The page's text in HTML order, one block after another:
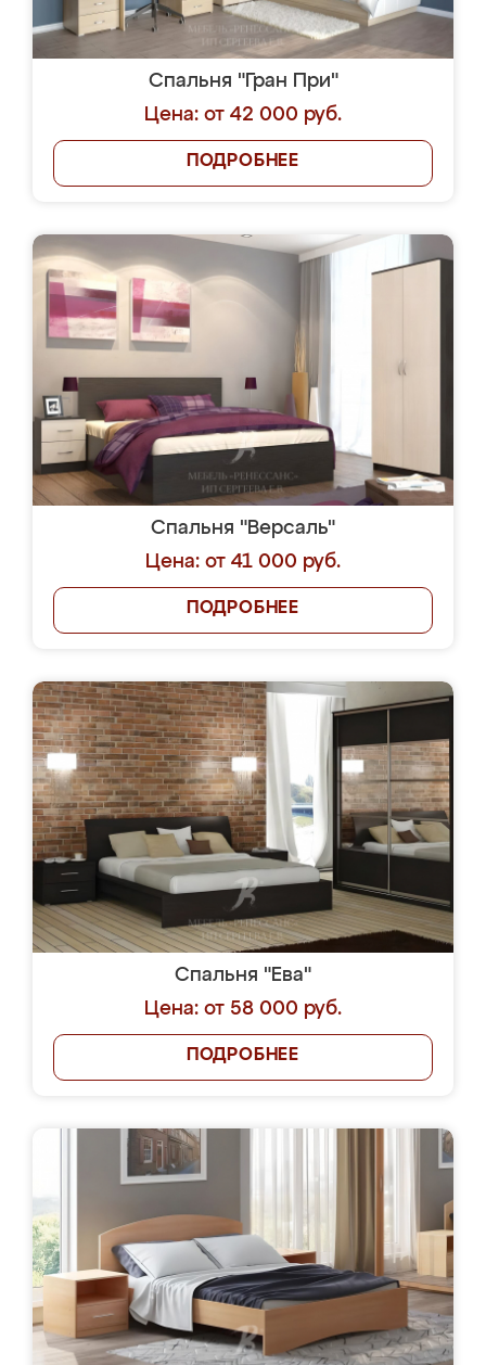
Спальня "Гран При"
Цена: от 42 000 руб.
ПОДРОБНЕЕ
Спальня "Версаль"
Цена: от 41 000 руб.
ПОДРОБНЕЕ
Спальня "Ева"
Цена: от 58 000 руб.
ПОДРОБНЕЕ